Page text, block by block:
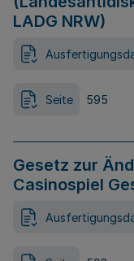
LADG NRW)
Seite 595
Gesetz zur
Casinospiel